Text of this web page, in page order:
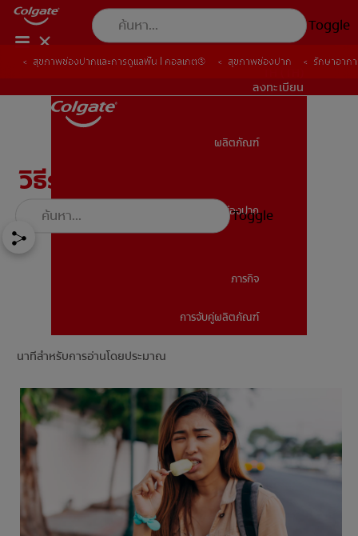
Toggle
TH (TH)
ลงทะเบียน
ผลิตภัณฑ์
สุขภาพช่องปาก
ภารกิจ
การจับคู่ผลิตภัณฑ์
Toggle
สุขภาพช่องปากและการดูแลฟัน | คอลเกต® สุขภาพช่องปาก รักษาอาก
วิธีรักษาอาการเสียวฟัน
นาทีสำหรับการอ่านโดยประมาณ